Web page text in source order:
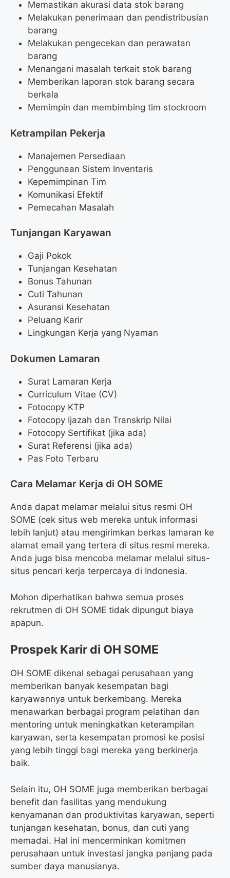
Memastikan akurasi data stok barang
Melakukan penerimaan dan pendistribusian
barang
Melakukan pengecekan dan perawatan
barang
Menangani masalah terkait stok barang
Memberikan laporan stok barang secara
berkala
Memimpin dan membimbing tim stockroom
Ketrampilan Pekerja
Manajemen Persediaan
Penggunaan Sistem Inventaris
Kepemimpinan Tim
Komunikasi Efektif
Pemecahan Masalah
Tunjangan Karyawan
Gaji Pokok
Tunjangan Kesehatan
Bonus Tahunan
Cuti Tahunan
Asuransi Kesehatan
Peluang Karir
Lingkungan Kerja yang Nyaman
Dokumen Lamaran
Surat Lamaran Kerja
Curriculum Vitae (CV)
Fotocopy KTP
Fotocopy Ijazah dan Transkrip Nilai
Fotocopy Sertifikat (jika ada)
Surat Referensi (jika ada)
Pas Foto Terbaru
Cara Melamar Kerja di OH SOME
Anda dapat melamar melalui situs resmi OH
SOME (cek situs web mereka untuk informasi
lebih lanjut) atau mengirimkan berkas lamaran ke
alamat email yang tertera di situs resmi mereka.
Anda juga bisa mencoba melamar melalui situs-
situs pencari kerja terpercaya di Indonesia.
Mohon diperhatikan bahwa semua proses
rekrutmen di OH SOME tidak dipungut biaya
apapun.
Prospek Karir di OH SOME
OH SOME dikenal sebagai perusahaan yang
memberikan banyak kesempatan bagi
karyawannya untuk berkembang. Mereka
menawarkan berbagai program pelatihan dan
mentoring untuk meningkatkan keterampilan
karyawan, serta kesempatan promosi ke posisi
yang lebih tinggi bagi mereka yang berkinerja
baik.
Selain itu, OH SOME juga memberikan berbagai
benefit dan fasilitas yang mendukung
kenyamanan dan produktivitas karyawan, seperti
tunjangan kesehatan, bonus, dan cuti yang
memadai. Hal ini mencerminkan komitmen
perusahaan untuk investasi jangka panjang pada
sumber daya manusianya.